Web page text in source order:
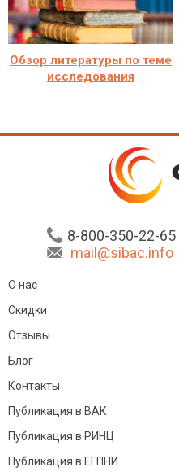
Обзор литературы по теме
исследования
8-800-350-22-65
mail@sibac.info
О нас
Скидки
Отзывы
Блог
Контакты
Публикация в ВАК
Публикация в РИНЦ
Публикация в ЕГПНИ